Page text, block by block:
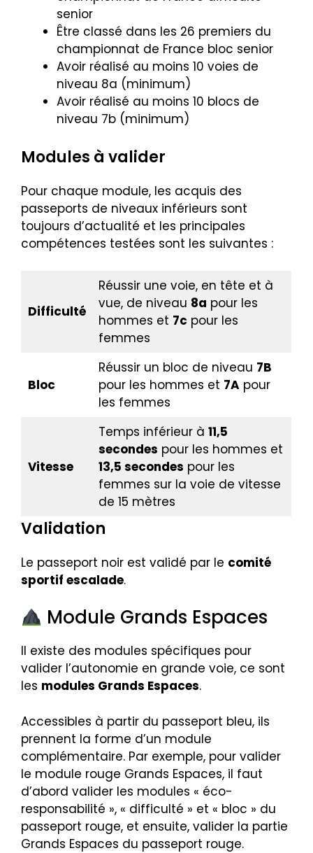
senior
Être classé dans les 26 premiers du
championnat de France bloc senior
Avoir réalisé au moins 10 voies de
niveau 8a (minimum)
Avoir réalisé au moins 10 blocs de
niveau 7b (minimum)
Modules à valider
Pour chaque module, les acquis des
passeports de niveaux inférieurs sont
toujours d’actualité et les principales
compétences testées sont les suivantes :
Difficulté
Réussir une voie, en tête et à
vue, de niveau 8a pour les
hommes et 7cpour les
femmes
Bloc
Réussir un bloc de niveau 7B
pour les hommes et 7Apour
les femmes
Vitesse
Temps inférieur à 11,5
secondes pour les hommes et
13,5 secondes pour les
femmes sur la voie de vitesse
de 15 mètres
Validation
Le passeport noir est validé par le comité
sportif escalade.
Module Grands Espaces
Il existe des modules spécifiques pour
valider l’autonomie en grande voie, ce sont
les modules Grands Espaces.
Accessibles à partir du passeport bleu, ils
prennent la forme d’un module
complémentaire. Par exemple, pour valider
le module rouge Grands Espaces, il faut
d’abord valider les modules « éco-
responsabilité », « difficulté » et « bloc » du
passeport rouge, et ensuite, valider la partie
Grands Espaces du passeport rouge.